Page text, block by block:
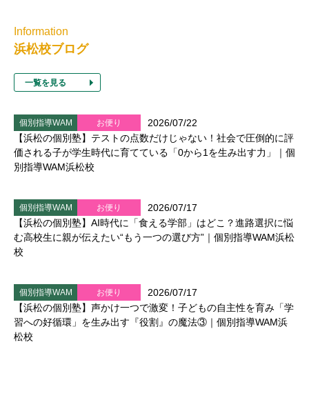
Information
浜松校ブログ
一覧を見る
個別指導WAM お便り
2026/07/22
【浜松の個別塾】テストの点数だけじゃない！社会で圧倒的に評
価される子が学生時代に育てている「0から1を生み出す力」｜個
別指導WAM浜松校
個別指導WAM お便り
2026/07/17
【浜松の個別塾】AI時代に「食える学部」はどこ？進路選択に悩
む高校生に親が伝えたい“もう一つの選び方”｜個別指導WAM浜松
校
個別指導WAM お便り
2026/07/17
【浜松の個別塾】声かけ一つで激変！子どもの自主性を育み「学
習への好循環」を生み出す『役割』の魔法③｜個別指導WAM浜
松校